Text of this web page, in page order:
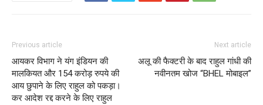
Previous article
आयकर विभाग ने यंग इंडियन की
मालकियत और 154 करोड़ रुपये की
आय छुपाने के लिए राहुल को पकड़ा।
कर आदेश रद्द करने के लिए राहुल
Next article
अलू ​​की फैक्टरी के बाद राहुल गांधी की
नवीनतम खोज “BHEL मोबाइल”